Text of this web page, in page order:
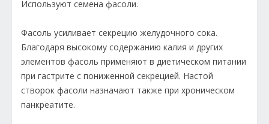
Используют семена фасоли.
Фасоль усиливает секрецию желудочного сока.
Благодаря высокому содержанию калия и других
элементов фасоль применяют в диетическом питании
при гастрите с пониженной секрецией. Настой
створок фасоли назначают также при хроническом
панкреатите.